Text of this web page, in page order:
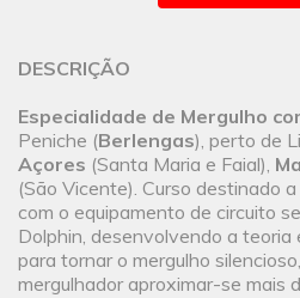
DESCRIÇÃO
Especialidade de Mergulho
Peniche (Berlengas), perto de
Açores (Santa Maria e Faial),
(São Vicente). Curso destinado
com o equipamento de circuito
Dolphin, desenvolvendo a teoria
para tornar o mergulho
mergulhador aproximar-se mais